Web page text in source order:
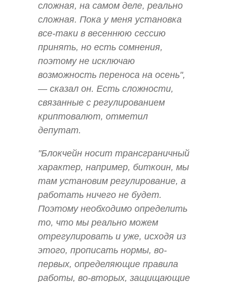
сложная, на самом деле, реально
сложная. Пока у меня установка
все-таки в весеннюю сессию
принять, но есть сомнения,
поэтому не исключаю
возможность переноса на осень",
— сказал он. Есть сложности,
связанные с регулированием
криптовалют, отметил
депутат.
"Блокчейн носит трансграничный
характер, например, биткоин, мы
там установим регулирование, а
работать ничего не будет.
Поэтому необходимо определить
то, что мы реально можем
отрегулировать и уже, исходя из
этого, прописать нормы, во-
первых, определяющие правила
работы, во-вторых, защищающие